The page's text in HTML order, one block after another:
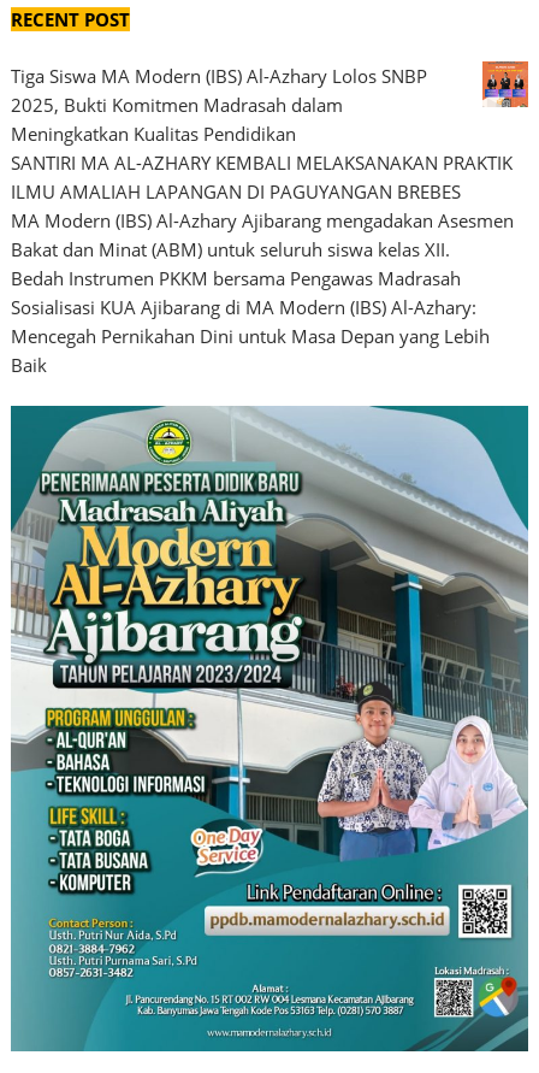
RECENT POST
Tiga Siswa MA Modern (IBS) Al-Azhary Lolos SNBP
2025, Bukti Komitmen Madrasah dalam
Meningkatkan Kualitas Pendidikan
SANTIRI MA AL-AZHARY KEMBALI MELAKSANAKAN PRAKTIK
ILMU AMALIAH LAPANGAN DI PAGUYANGAN BREBES
MA Modern (IBS) Al-Azhary Ajibarang mengadakan Asesmen
Bakat dan Minat (ABM) untuk seluruh siswa kelas XII.
Bedah Instrumen PKKM bersama Pengawas Madrasah
Sosialisasi KUA Ajibarang di MA Modern (IBS) Al-Azhary:
Mencegah Pernikahan Dini untuk Masa Depan yang Lebih
Baik